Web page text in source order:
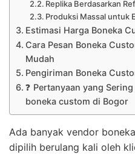
Replika Berdasarkan
Produksi Massal untuk
Estimasi Harga Boneka
Cara Pesan Boneka
Mudah
Pengiriman Boneka
❓ Pertanyaan yang
boneka custom di Bogor
Ada banyak vendor
dipilih berulang kali oleh